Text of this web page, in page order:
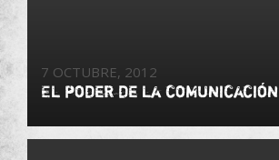
7 OCTUBRE, 2012
El poder de la comunicación